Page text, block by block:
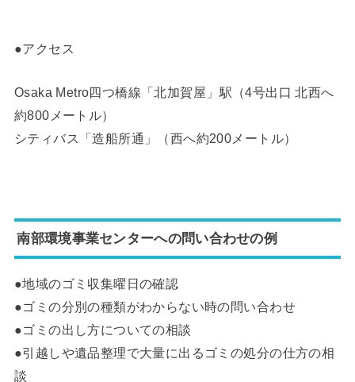
●アクセス
Osaka Metro四つ橋線「北加賀屋」駅（4号出口 北西へ
約800メートル）
シティバス「造船所通」（西へ約200メートル）
南部環境事業センターへの問い合わせの例
●地域のゴミ収集曜日の確認
●ゴミの分別の種類がわからない時の問い合わせ
●ゴミの出し方についての相談
●引越しや遺品整理で大量に出るゴミの処分の仕方の相
談